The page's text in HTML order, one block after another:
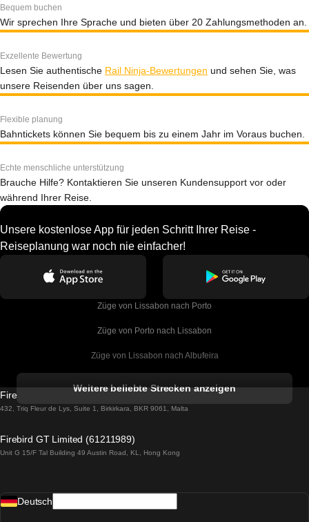
Bequem buchen
Wir sprechen Ihre Sprache und bieten über 20 Zahlungsmethoden an.
Exzellente Bewertung
Lesen Sie authentische Rail Ninja-Bewertungen und sehen Sie, was
unsere Reisenden über uns sagen.
Flexible planung
Bahntickets können Sie bequem bis zu einem Jahr im Voraus buchen.
Echte menschliche unterstützung
Brauche Hilfe? Kontaktieren Sie unseren Kundensupport vor oder
während Ihrer Reise.
Unsere kostenlose App für jeden Schritt Ihrer Reise -
Reiseplanung war noch nie einfacher!
Züge von Lissabon nach Porto
Züge von Porto nach Lissabon
Züge von Lissabon nach Albufeira
Züge von Lissabon nach Lagos
Züge von Lissabon nach Madrid
Weitere beliebte Strecken anzeigen
Firebird GT Limited (OC 1451)
432, Triq Fleur de Lys, Suite 1, Birkirkara, BKR 9061, Malta
Firebird GT Limited (61211989)
Unit G 15/F Tal Building 49 Austin Road, KL, Hong Kong
Deutsch